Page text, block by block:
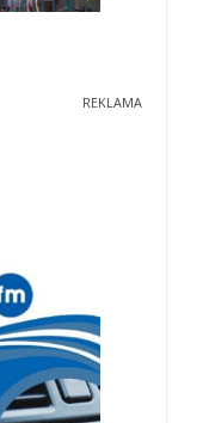
REKLAMA